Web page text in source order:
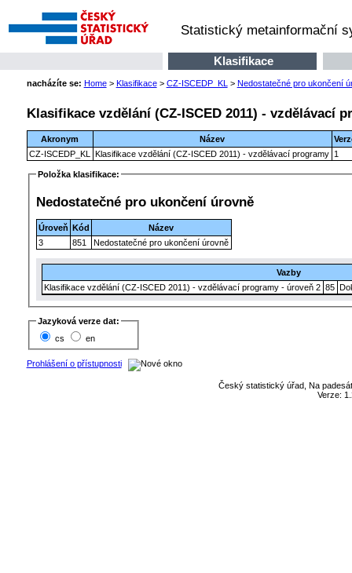
Statistický metainformační
Klasifikace
nacházíte se: Home> Klasifikace> CZ-ISCEDP_KL > Nedostatečné pro ukončení
Klasifikace vzdělání (CZ-ISCED 2011) - vzdělávací
Akronym Název
CZ-ISCEDP_KL
Klasifikace vzdělání (CZ-ISCED 2011) - vzdělávací programy 1
Položka klasifikace:
Nedostatečné pro ukončení úrovně
Úroveň Kód
Název
3
851 Nedostatečné pro ukončení úrovně
Vazby
Klasifikace vzdělání (CZ-ISCED 2011) - vzdělávací programy - úroveň 2 85
Jazyková verze dat:
cs
en
Prohlášení o přístupnosti
Český statistický úřad, Na
Verze: